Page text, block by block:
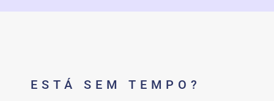
ESTÁ SEM TEMPO?